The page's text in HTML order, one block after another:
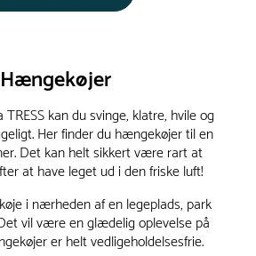
Hængekøjer
kan du svinge, klatre, hvile og
Her finder du hængekøjer til en
Det kan helt sikkert være rart at
at have leget ud i den friske luft!
i nærheden af ​​en legeplads, park
vil være en glædelig oplevelse på
er helt vedligeholdelsesfrie.